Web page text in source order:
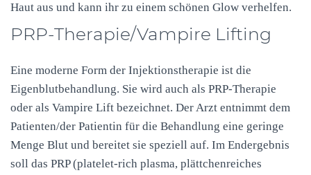
Haut aus und kann ihr zu einem schönen Glow verhelfen.
PRP-Therapie/Vampire Lifting
Eine moderne Form der Injektionstherapie ist die
Eigenblutbehandlung. Sie wird auch als PRP-Therapie
oder als Vampire Lift bezeichnet. Der Arzt entnimmt dem
Patienten/der Patientin für die Behandlung eine geringe
Menge Blut und bereitet sie speziell auf. Im Endergebnis
soll das PRP(platelet-rich plasma, plättchenreiches